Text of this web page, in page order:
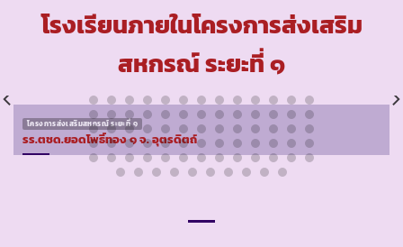
โรงเรียนภายในโครงการส่งเสริม
สหกรณ์ ระยะที่ ๑
โครงการส่งเสริมสหกรณ์ ระยะที่ ๑
รร.ตชด.ยอดโพธิ์ทอง ๑ จ. อุตรดิตถ์